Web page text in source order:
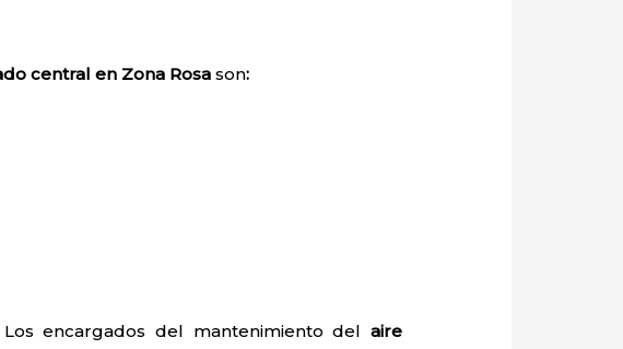
central en Zona Rosason:
encargados del mantenimiento del aire